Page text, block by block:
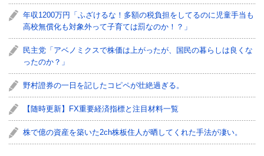
年収1200万円「ふざけるな！多額の税負担をしてるのに児童手当も
高校無償化も対象外って子育ては罰なのか！？」
民主党「アベノミクスで株価は上がったが、国民の暮らしは良くな
ったのか？」
野村證券の一日を記したコピペが壮絶過ぎる。
【随時更新】FX重要経済指標と注目材料一覧
株で億の資産を築いた2ch株板住人が晒してくれた手法が凄い。